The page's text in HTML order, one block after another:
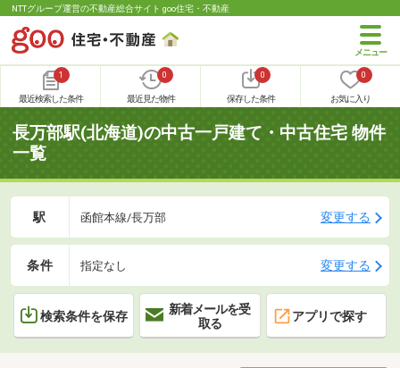
NTTグループ運営の不動産総合サイト goo住宅・不動産
1
最近検索した条件
0
最近見た物件
0
保存した条件
0
お気に入り
長万部駅(北海道)の中古一戸建て・中古住宅 物件
一覧
駅 函館本線/長万部 変更する
条件 指定なし 変更する
検索条件を保存
新着メールを受
取る
アプリで探す